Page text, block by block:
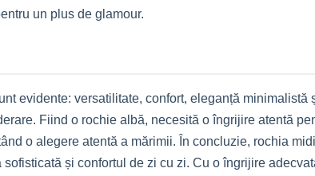
un plus de glamour.
evidente: versatilitate, confort, eleganță minimalistă
Fiind o rochie albă, necesită o îngrijire atentă
o alegere atentă a mărimii. În concluzie, rochia
și confortul de zi cu zi. Cu o îngrijire